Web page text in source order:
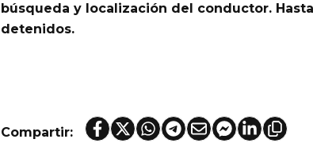
búsqueda y localización del conductor.
detenidos.
Compartir: